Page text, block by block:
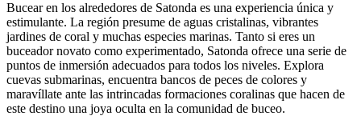
Bucear en los alrededores de Satonda es una experiencia única y
estimulante. La región presume de aguas cristalinas, vibrantes
jardines de coral y muchas especies marinas. Tanto si eres un
buceador novato como experimentado, Satonda ofrece una serie de
puntos de inmersión adecuados para todos los niveles. Explora
cuevas submarinas, encuentra bancos de peces de colores y
maravíllate ante las intrincadas formaciones coralinas que hacen de
este destino una joya oculta en la comunidad de buceo.